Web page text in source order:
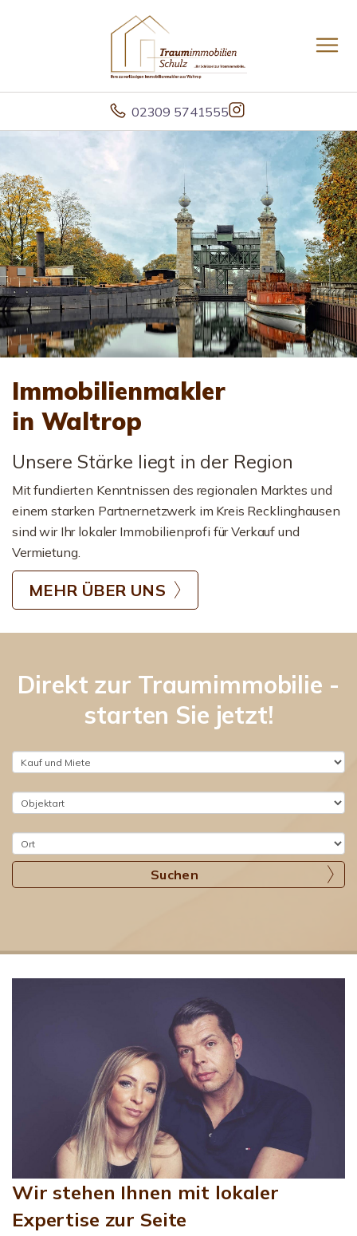
02309 5741555
Immobilienmakler
in Waltrop
Unsere Stärke liegt in der Region
Mit fundierten Kenntnissen des regionalen Marktes und
einem starken Partnernetzwerk im Kreis Recklinghausen
sind wir Ihr lokaler Immobilienprofi für Verkauf und
Vermietung.
MEHR ÜBER UNS
Direkt zur Traumimmobilie -
starten Sie jetzt!
Suchen
Wir stehen Ihnen mit lokaler
Expertise zur Seite